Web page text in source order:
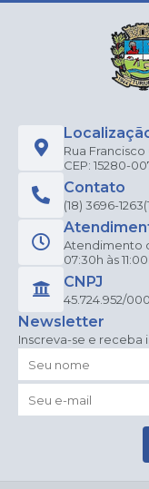
Rua
CEP: 15280-
Contato
(18) 3696-1263
Atendimento
07:30h às
CNPJ
45.724.952/
Newsletter
Inscreva-se e receba